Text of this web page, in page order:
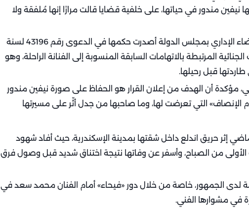
نيفين مندور في حياتها، على خلفية قضايا قالت مرارًا إنها مُلفقة ولا
وذكرت الأسرة، في بيان رسمي، أن محكمة القضاء الإداري بمجلس الدولة أصدرت حكمها في الدعوى رقم 43196 لسنة
المرتبطة بالاتهامات السابقة المنسوبة إلى الفنانة الراحلة، وهو
طاردتها قبل رحيلها.
مؤكدة أن الهدف من إعلان القرار هو الحفاظ على صورة نيفين مندور
التي تعرضت لها، وما صاحبها من جدل أثّر على مسيرتها
توفيت في 17 ديسمبر الماضي إثر حريق اندلع داخل شقتها بمدينة الإسكندرية، حيث أفاد شهود
من الصباح، وأسفر عن وفاتها نتيجة اختناق شديد قبل وصول فرق
لدى الجمهور، خاصة من خلال دور «فيحاء» أمام الفنان محمد سعد في
في مشوارها الفني.